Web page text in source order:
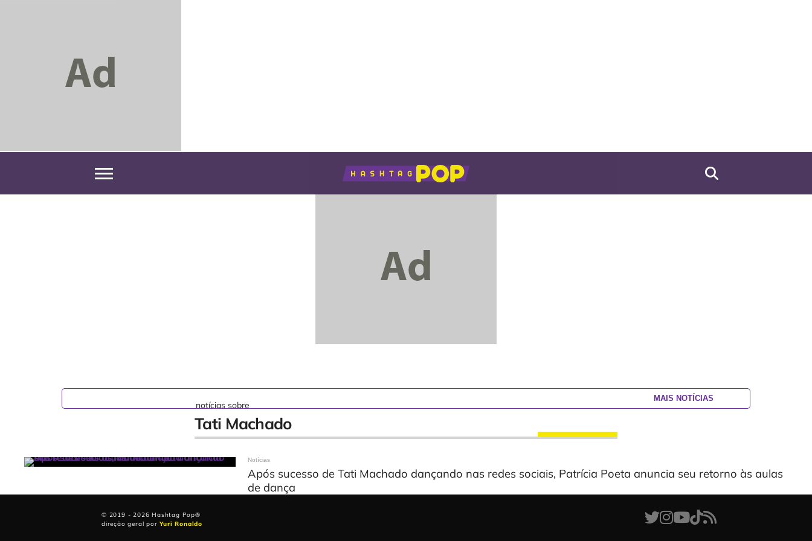
notícias sobre
Tati Machado
Notícias
Após sucesso de Tati Machado dançando nas redes sociais, Patrícia Poeta anuncia seu retorno às aulas
de dança
MAIS NOTÍCIAS
© 2019 - 2026 Hashtag Pop®
direção geral porYuri Ronaldo